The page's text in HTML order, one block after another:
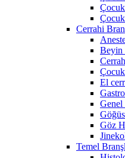
Cerrahi
Beyin
El
Genel
Göz
Temel